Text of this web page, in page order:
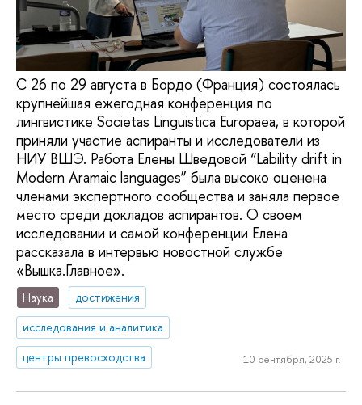
С 26 по 29 августа в Бордо (Франция) состоялась
крупнейшая ежегодная конференция по
лингвистике Societas Linguistica Europaea, в которой
приняли участие аспиранты и исследователи из
НИУ ВШЭ. Работа Елены Шведовой “Lability drift in
Modern Aramaic languages” была высоко оценена
членами экспертного сообщества и заняла первое
место среди докладов аспирантов. О своем
исследовании и самой конференции Елена
рассказала в интервью новостной службе
«Вышка.Главное».
Наука
достижения
исследования и аналитика
центры превосходства
10 сентября, 2025 г.